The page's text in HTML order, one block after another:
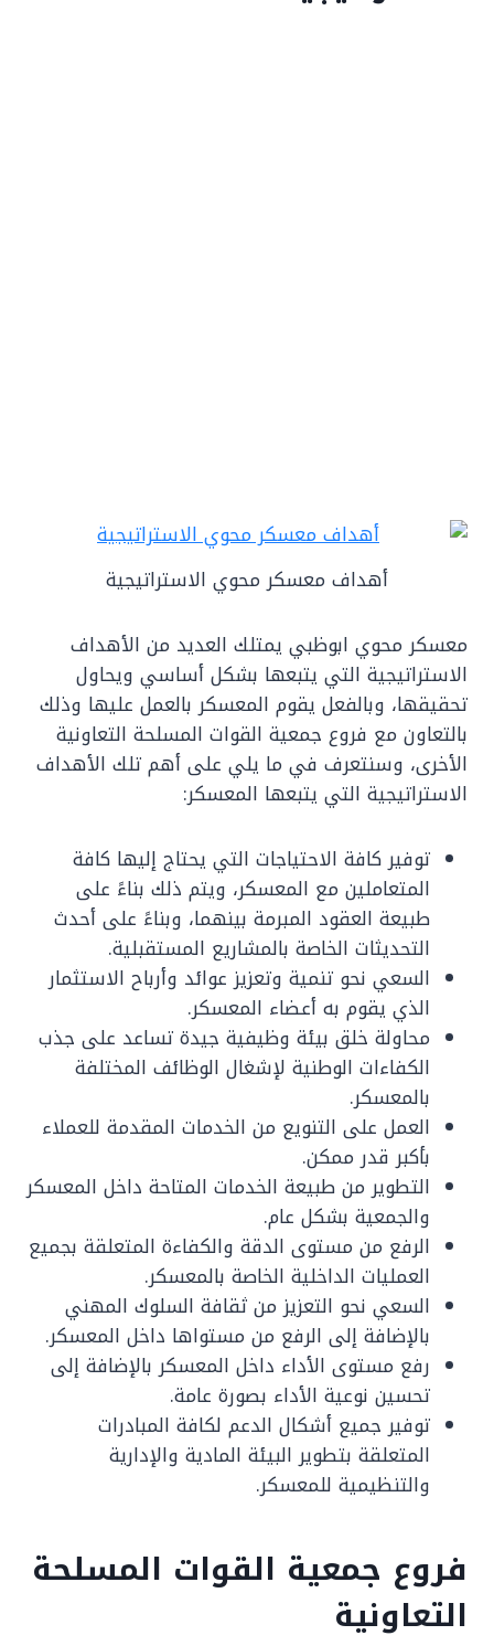
أهداف معسكر محوي الاستراتيجية
معسكر محوي ابوظبي يمتلك العديد من الأهداف
الاستراتيجية التي يتبعها بشكل أساسي ويحاول
تحقيقها، وبالفعل يقوم المعسكر بالعمل عليها وذلك
بالتعاون مع فروع جمعية القوات المسلحة التعاونية
الأخرى، وسنتعرف في ما يلي على أهم تلك الأهداف
الاستراتيجية التي يتبعها المعسكر:
توفير كافة الاحتياجات التي يحتاج إليها كافة
المتعاملين مع المعسكر، ويتم ذلك بناءً على
طبيعة العقود المبرمة بينهما، وبناءً على أحدث
التحديثات الخاصة بالمشاريع المستقبلية.
السعي نحو تنمية وتعزيز عوائد وأرباح الاستثمار
الذي يقوم به أعضاء المعسكر.
محاولة خلق بيئة وظيفية جيدة تساعد على جذب
الكفاءات الوطنية لإشغال الوظائف المختلفة
بالمعسكر.
العمل على التنويع من الخدمات المقدمة للعملاء
بأكبر قدر ممكن.
التطوير من طبيعة الخدمات المتاحة داخل المعسكر
والجمعية بشكل عام.
الرفع من مستوى الدقة والكفاءة المتعلقة بجميع
العمليات الداخلية الخاصة بالمعسكر.
السعي نحو التعزيز من ثقافة السلوك المهني
بالإضافة إلى الرفع من مستواها داخل المعسكر.
رفع مستوى الأداء داخل المعسكر بالإضافة إلى
تحسين نوعية الأداء بصورة عامة.
توفير جميع أشكال الدعم لكافة المبادرات
المتعلقة بتطوير البيئة المادية والإدارية
والتنظيمية للمعسكر.
فروع جمعية القوات المسلحة
التعاونية